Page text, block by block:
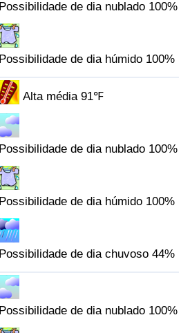
Possibilidade de dia nublado 100%
Possibilidade de dia húmido 100%
Alta média 91℉
Possibilidade de dia nublado 100%
Possibilidade de dia húmido 100%
Possibilidade de dia chuvoso 44%
Possibilidade de dia nublado 100%